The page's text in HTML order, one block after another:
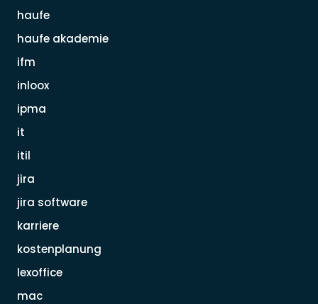
haufe
haufe akademie
ifm
inloox
ipma
it
itil
jira
jira software
karriere
kostenplanung
lexoffice
mac